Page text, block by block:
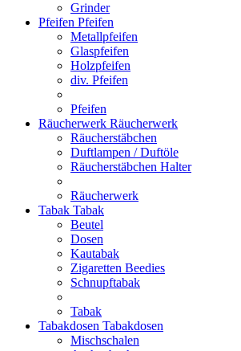
Grinder
Pfeifen Pfeifen
Metallpfeifen
Glaspfeifen
Holzpfeifen
div. Pfeifen
Pfeifen
Räucherwerk Räucherwerk
Räucherstäbchen
Duftlampen / Duftöle
Räucherstäbchen Halter
Räucherwerk
Tabak Tabak
Beutel
Dosen
Kautabak
Zigaretten Beedies
Schnupftabak
Tabak
Tabakdosen Tabakdosen
Mischschalen